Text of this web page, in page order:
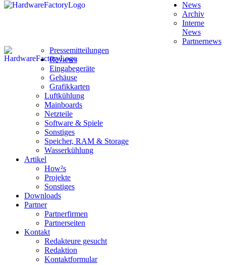
News
Archiv
Interne
News
Partnernews
Pressemitteilungen
Reviews
Eingabegeräte
Gehäuse
Grafikkarten
Luftkühlung
Mainboards
Netzteile
Software & Spiele
Sonstiges
Speicher, RAM & Storage
Wasserkühlung
Artikel
How²s
Projekte
Sonstiges
Downloads
Partner
Partnerfirmen
Partnerseiten
Kontakt
Redakteure gesucht
Redaktion
Kontaktformular